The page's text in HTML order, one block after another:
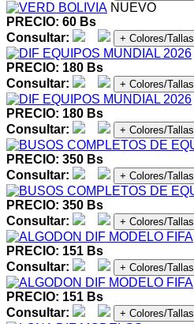
NUEVO
PRECIO: 60 Bs
Consultar:
+ Colores/Tallas
PRECIO: 180 Bs
Consultar:
+ Colores/Tallas
PRECIO: 180 Bs
Consultar:
+ Colores/Tallas
PRECIO: 350 Bs
Consultar:
+ Colores/Tallas
PRECIO: 350 Bs
Consultar:
+ Colores/Tallas
PRECIO: 151 Bs
Consultar:
+ Colores/Tallas
PRECIO: 151 Bs
Consultar:
+ Colores/Tallas